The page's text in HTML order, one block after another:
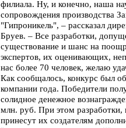
филиала. Ну, и конечно, наша
сопровождения производства
"Гипроникель", – рассказал
Бруев. – Все разработки,
существование и шанс на
экспертов, их оценивающих,
нас более 70 человек, желаю
Как сообщалось, конкурс был
компании года. Победители
солидное денежное
млн. руб. При этом разработки,
принесут их создателям